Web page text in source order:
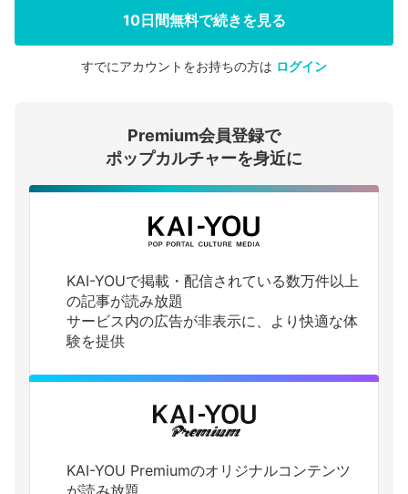
会員登録する
ログインする
10日間無料で続きを見る
すでにアカウントをお持ちの方は ログイン
Premium会員登録で
ポップカルチャーを身近に
KAI-YOUで掲載・配信されている数万件以上
の記事が読み放題
サービス内の広告が非表示に、より快適な体
験を提供
KAI-YOU Premiumのオリジナルコンテンツ